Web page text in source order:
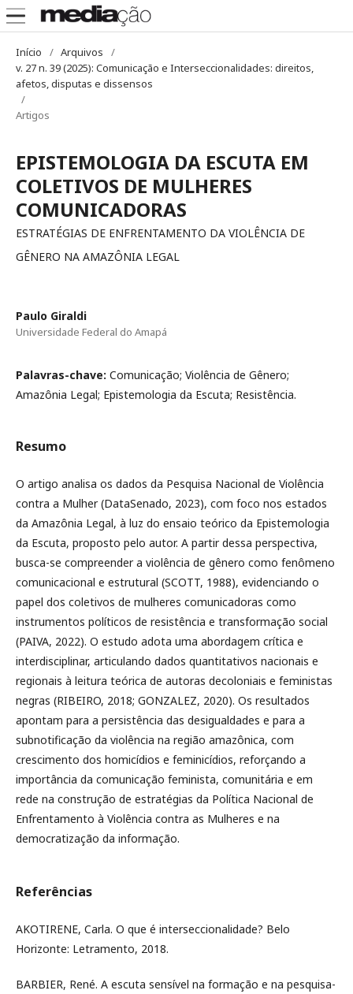
Início / Arquivos
/
v. 27 n. 39 (2025): Comunicação e Interseccionalidades: direitos,
afetos, disputas e dissensos
/
Artigos
EPISTEMOLOGIA DA ESCUTA EM
COLETIVOS DE MULHERES
COMUNICADORAS
ESTRATÉGIAS DE ENFRENTAMENTO DA VIOLÊNCIA DE
GÊNERO NA AMAZÔNIA LEGAL
Paulo Giraldi
Universidade Federal do Amapá
Palavras-chave: Comunicação; Violência de Gênero;
Amazônia Legal; Epistemologia da Escuta; Resistência.
Resumo
O artigo analisa os dados da Pesquisa Nacional de Violência
contra a Mulher (DataSenado, 2023), com foco nos estados
da Amazônia Legal, à luz do ensaio teórico da Epistemologia
da Escuta, proposto pelo autor. A partir dessa perspectiva,
busca-se compreender a violência de gênero como fenômeno
comunicacional e estrutural (SCOTT, 1988), evidenciando o
papel dos coletivos de mulheres comunicadoras como
instrumentos políticos de resistência e transformação social
(PAIVA, 2022). O estudo adota uma abordagem crítica e
interdisciplinar, articulando dados quantitativos nacionais e
regionais à leitura teórica de autoras decoloniais e feministas
negras (RIBEIRO, 2018; GONZALEZ, 2020). Os resultados
apontam para a persistência das desigualdades e para a
subnotificação da violência na região amazônica, com
crescimento dos homicídios e feminicídios, reforçando a
importância da comunicação feminista, comunitária e em
rede na construção de estratégias da Política Nacional de
Enfrentamento à Violência contra as Mulheres e na
democratização da informação.
Referências
AKOTIRENE, Carla. O que é interseccionalidade? Belo
Horizonte: Letramento, 2018.
BARBIER, René. A escuta sensível na formação e na pesquisa-